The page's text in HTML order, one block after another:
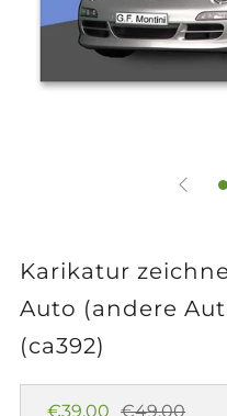
Karikatur
Auto (andere
(ca392)
Normaler
€39,00 Sonderpreis
€49,00